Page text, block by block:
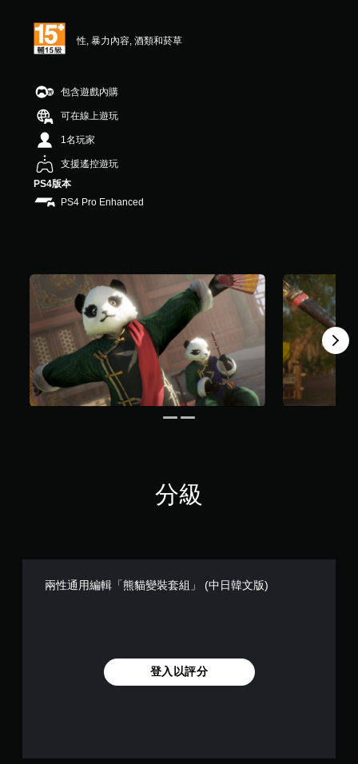
（
滿
顆
）
，
共
5
1
評
性, 暴力內容, 酒類和菸草
包含遊戲內購
可在線上遊玩
1名玩家
支援遙控遊玩
PS4版本
PS4 Pro Enhanced
分級
兩性通用編輯「熊貓變裝套組」 (中日韓文版)
登入以評分